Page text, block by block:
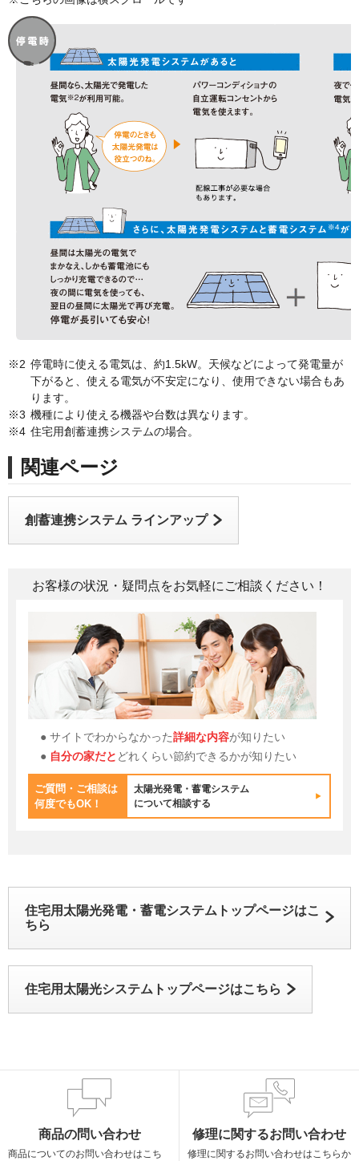
※2 停電時に使える電気は、約1.5kW。天候などによって発電量が
下がると、使える電気が不安定になり、使用できない場合もあ
ります。
※3 機種により使える機器や台数は異なります。
※4 住宅用創蓄連携システムの場合。
関連ページ
創蓄連携システム ラインアップ
お客様の状況・疑問点をお気軽にご相談ください！
● サイトでわからなかった詳細な内容が知りたい
● 自分の家だと どれくらい節約できるかが知りたい
ご質問・ご相談は
何度でもOK！
太陽光発電・蓄電システム
について相談する
住宅用太陽光発電・蓄電システムトップページはこ
ちら
住宅用太陽光システムトップページはこちら
商品の問い合わせ
商品についてのお問い合わせはこち
修理に関するお問い合わせ
修理に関するお問い合わせはこちらか